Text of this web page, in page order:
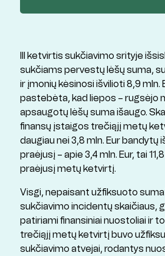
III ketvirtis sukčiavimo srityje
sukčiams pervestų lėšų suma,
ir įmonių kėsinosi išvilioti 8,9 mln.
pastebėta, kad liepos – rugsėjo
apsaugotų lėšų suma išaugo.
finansų įstaigos trečiąjį metų
daugiau nei 3,8 mln. Eur bandytų
praėjusį – apie 3,4 mln. Eur, tai
praėjusį metų ketvirtį.
Visgi, nepaisant užfiksuoto
sukčiavimo incidentų skaičiaus,
patiriami finansiniai nuostoliai ir
trečiąjį metų ketvirtį buvo
sukčiavimo atvejai, rodantys